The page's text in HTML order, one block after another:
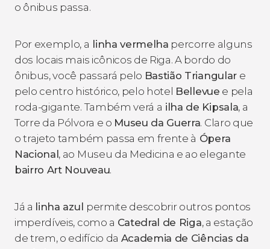
o ônibus passa.
Por exemplo, a linha vermelha percorre alguns
dos locais mais icônicos de Riga. A bordo do
ônibus, você passará pelo Bastião Triangulare
pelo centro histórico, pelo hotel Bellevue e pela
roda-gigante. Também verá a ilha de Kipsala, a
Torre da Pólvora e o Museu da Guerra. Claro que
o trajeto também passa em frente à Ópera
Nacional, ao Museu da Medicina e ao elegante
bairro Art Nouveau.
Já a linha azul permite descobrir outros pontos
imperdíveis, como a Catedral de Riga, a estação
de trem, o edifício da Academia de Ciências da